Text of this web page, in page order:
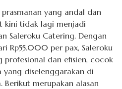
yang andal dan
kini tidak lagi menjadi
Saleroku Catering. Dengan
Rp55.000 per pax, Saleroku
profesional dan efisien, cocok
yang diselenggarakan di
Berikut merupakan alasan